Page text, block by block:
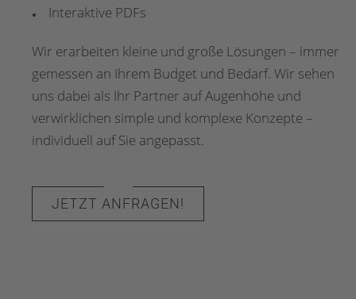
Interaktive PDFs
Wir erarbeiten kleine und große Lösungen – immer
gemessen an Ihrem Budget und Bedarf. Wir sehen
uns dabei als Ihr Partner auf Augenhöhe und
verwirklichen simple und komplexe Konzepte –
individuell auf Sie angepasst.
JETZT ANFRAGEN!